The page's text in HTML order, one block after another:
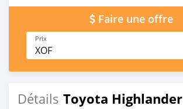
Faire une offre
Prix
XOF
Détails Toyota Highlander